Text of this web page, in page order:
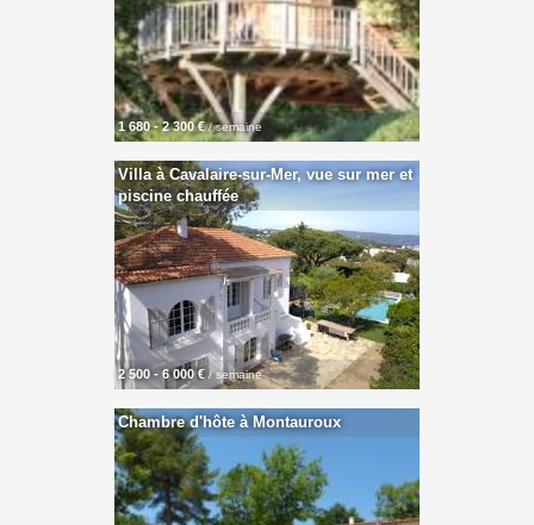
1 680 - 2 300 €/ semaine
Villa à Cavalaire-sur-Mer, vue sur mer et
piscine chauffée
2 500 - 6 000 € / semaine
Chambre d'hôte à Montauroux